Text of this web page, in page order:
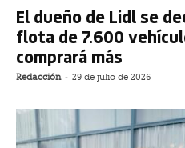
El dueño de Lidl se
flota de 7.600
comprará más
Redacción - 29 de julio de 2026